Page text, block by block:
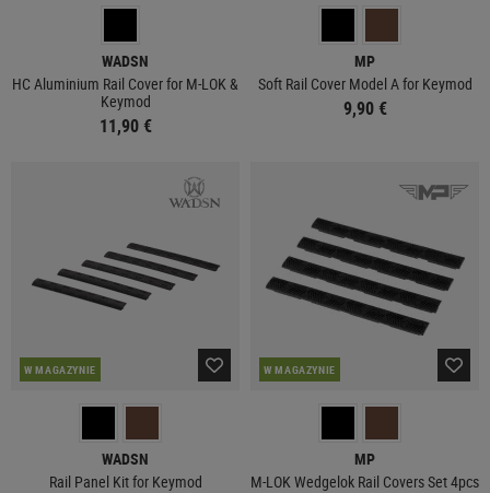
WADSN
HC Aluminium Rail Cover for M-LOK &
Keymod
11,90 €
MP
Soft Rail Cover Model A for Keymod
9,90 €
W MAGAZYNIE
WADSN
Rail Panel Kit for Keymod
W MAGAZYNIE
MP
M-LOK Wedgelok Rail Covers Set 4pcs